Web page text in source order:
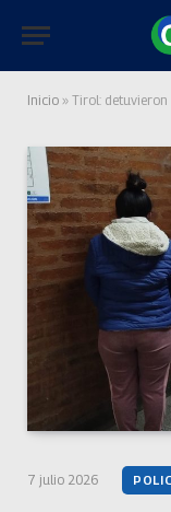
Inicio » Tirol: detuvieron a
7 julio 2026